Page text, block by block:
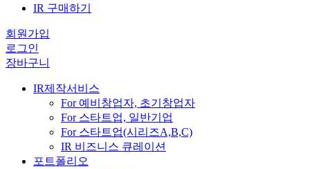
IR 구매하기
회원가입
로그인
장바구니
IR제작서비스
For 예비창업자, 초기창업자
For 스타트업, 일반기업
For 스타트업(시리즈A,B,C)
IR 비즈니스 큐레이션
포트폴리오